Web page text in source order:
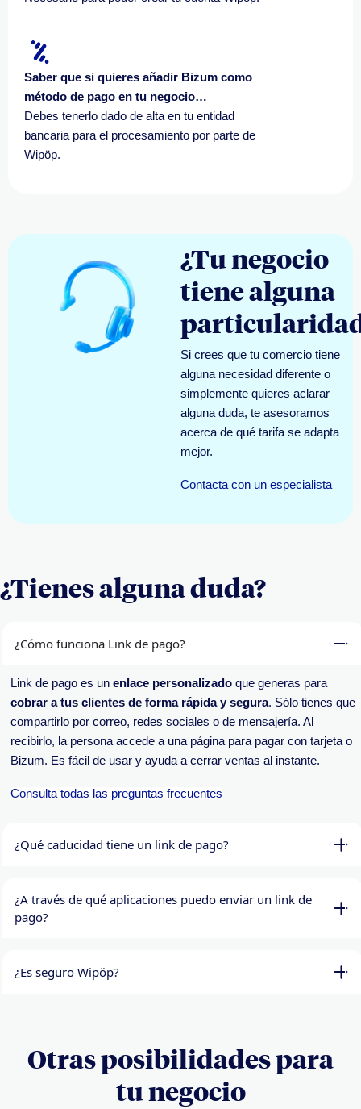
Saber que si quieres añadir Bizum como
método de pago en tu negocio…
Debes tenerlo dado de alta en tu entidad
bancaria para el procesamiento por parte de
Wipöp.
¿Tu negocio
tiene alguna
Si crees que tu comercio tiene
alguna necesidad diferente o
simplemente quieres aclarar
alguna duda, te asesoramos
acerca de qué tarifa se adapta
mejor.
Contacta con un especialista
¿Tienes alguna duda?
¿Cómo funciona Link de pago?
Link de pago es un enlace personalizadoque generas para
cobrar a tus clientes de forma rápida y segura. Sólo tienes que
compartirlo por correo, redes sociales o de mensajería. Al
recibirlo, la persona accede a una página para pagar con tarjeta o
Bizum. Es fácil de usar y ayuda a cerrar ventas al instante.
Consulta todas las preguntas frecuentes
¿Qué caducidad tiene un link de pago?​
¿A través de qué aplicaciones puedo enviar un link de
pago?​
¿Es seguro Wipöp?​
Otras posibilidades para
tu negocio